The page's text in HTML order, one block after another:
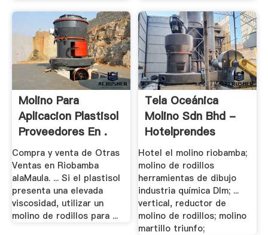
Molino Para
Aplicacion Plastisol
Proveedores En .
Compra y venta de Otras
Ventas en Riobamba
alaMaula. ... Si el plastisol
presenta una elevada
viscosidad, utilizar un
molino de rodillos para ...
Tela Oceánica
Molino Sdn Bhd -
Hotelprendes
Hotel el molino riobamba;
molino de rodillos
herramientas de dibujo
industria química Dlm; ...
vertical, reductor de
molino de rodillos; molino
martillo triunfo;